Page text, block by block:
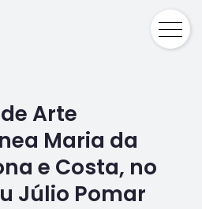
Arte
Maria da
e Costa, no
Júlio Pomar